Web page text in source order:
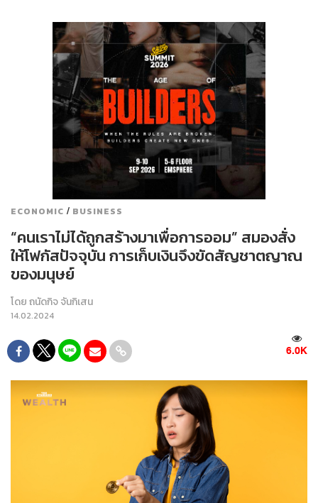
ECONOMIC / BUSINESS
“คนเราไม่ได้ถูกสร้างมาเพื่อการออม” สมองสั่ง
ให้โฟกัสปัจจุบัน การเก็บเงินจึงขัดสัญชาตญาณ
ของมนุษย์
โดยถนัดกิจ จันกิเสน
14.02.2024
6.0K